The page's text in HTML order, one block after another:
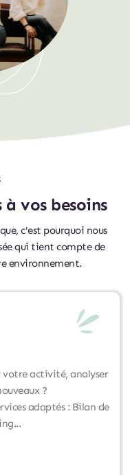
à vos besoins
c'est pourquoi nous
qui tient compte de
environnement.
votre activité, analyser
?
adaptés : Bilan de